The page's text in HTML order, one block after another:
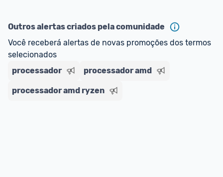
Outros alertas criados pela comunidade
Você receberá alertas de novas promoções dos termos
selecionados
processador
processador amd
processador amd ryzen